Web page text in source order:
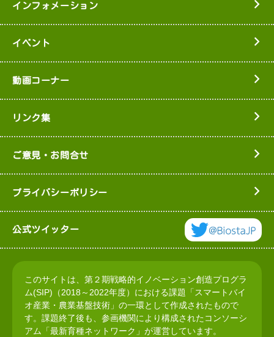
インフォメーション
イベント
動画コーナー
リンク集
ご意見・お問合せ
プライバシーポリシー
公式ツイッター
このサイトは、第２期戦略的イノベーション創造プログラ
ム(SIP)（2018～2022年度）における課題「スマートバイ
オ産業・農業基盤技術」の一環として作成されたもので
す。課題終了後も、参画機関により構成されたコンソーシ
アム「最新育種ネットワーク」が運営しています。